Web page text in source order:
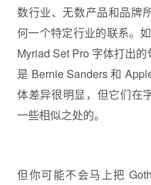
数行业、无数产品和品牌
何一个特定行业的联系。
Myriad Set Pro 字体打出
是 Bernie Sanders 和
体差异很明显，但它们在
一些相似之处的。
但你可能不会马上把